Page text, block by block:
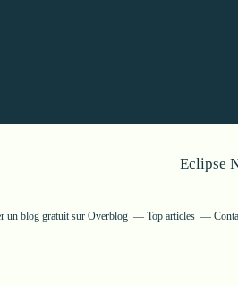
Eclipse
un blog gratuit sur Overblog Top articles